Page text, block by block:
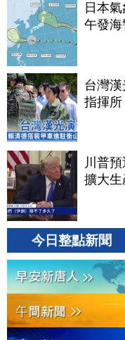
日本
午發海
台灣
指揮所
川普
擴大生
今日整點新聞